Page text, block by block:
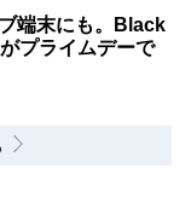
端末にも。Black
プライムデーで